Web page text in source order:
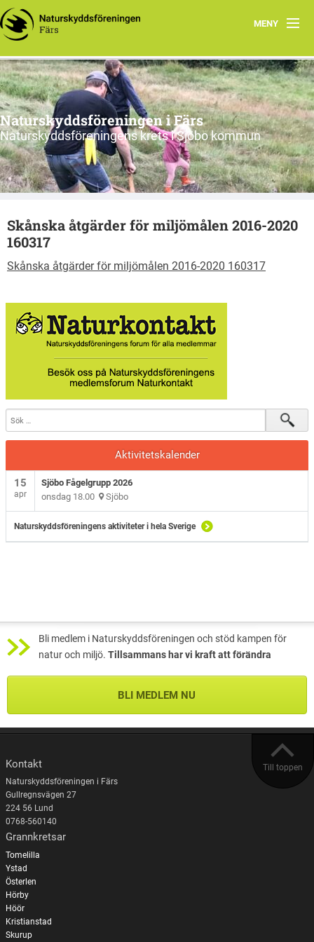
MENY
Hem
Nyfiken på vad vi gör?
Program 2026
Om oss
Remissvar
Skrivelser
Aktuellt
Naturskyddsföreningen i Färs
Naturskyddsföreningens krets i Sjöbo kommun
Skånska åtgärder för miljömålen 2016-2020
160317
Skånska åtgärder för miljömålen 2016-2020 160317
Aktivitetskalender
15
apr
Sjöbo Fågelgrupp 2026
onsdag 18.00 Sjöbo
Naturskyddsföreningens aktiviteter i hela Sverige
Bli medlem i Naturskyddsföreningen och stöd kampen för
natur och miljö. Tillsammans har vi kraft att förändra
BLI MEDLEM NU
Till toppen
Kontakt
Naturskyddsföreningen i Färs
Gullregnsvägen 27
224 56 Lund
0768-560140
Grannkretsar
Tomelilla
Ystad
Österlen
Hörby
Höör
Kristianstad
Skurup